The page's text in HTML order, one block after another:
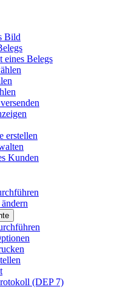
Bild
eines Belegs
erstellen
Kunden
(DEP 7)